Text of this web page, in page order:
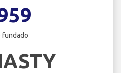
fundado